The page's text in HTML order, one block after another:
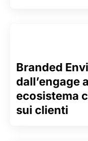
Branded
dall’engage
ecosistema
sui clienti